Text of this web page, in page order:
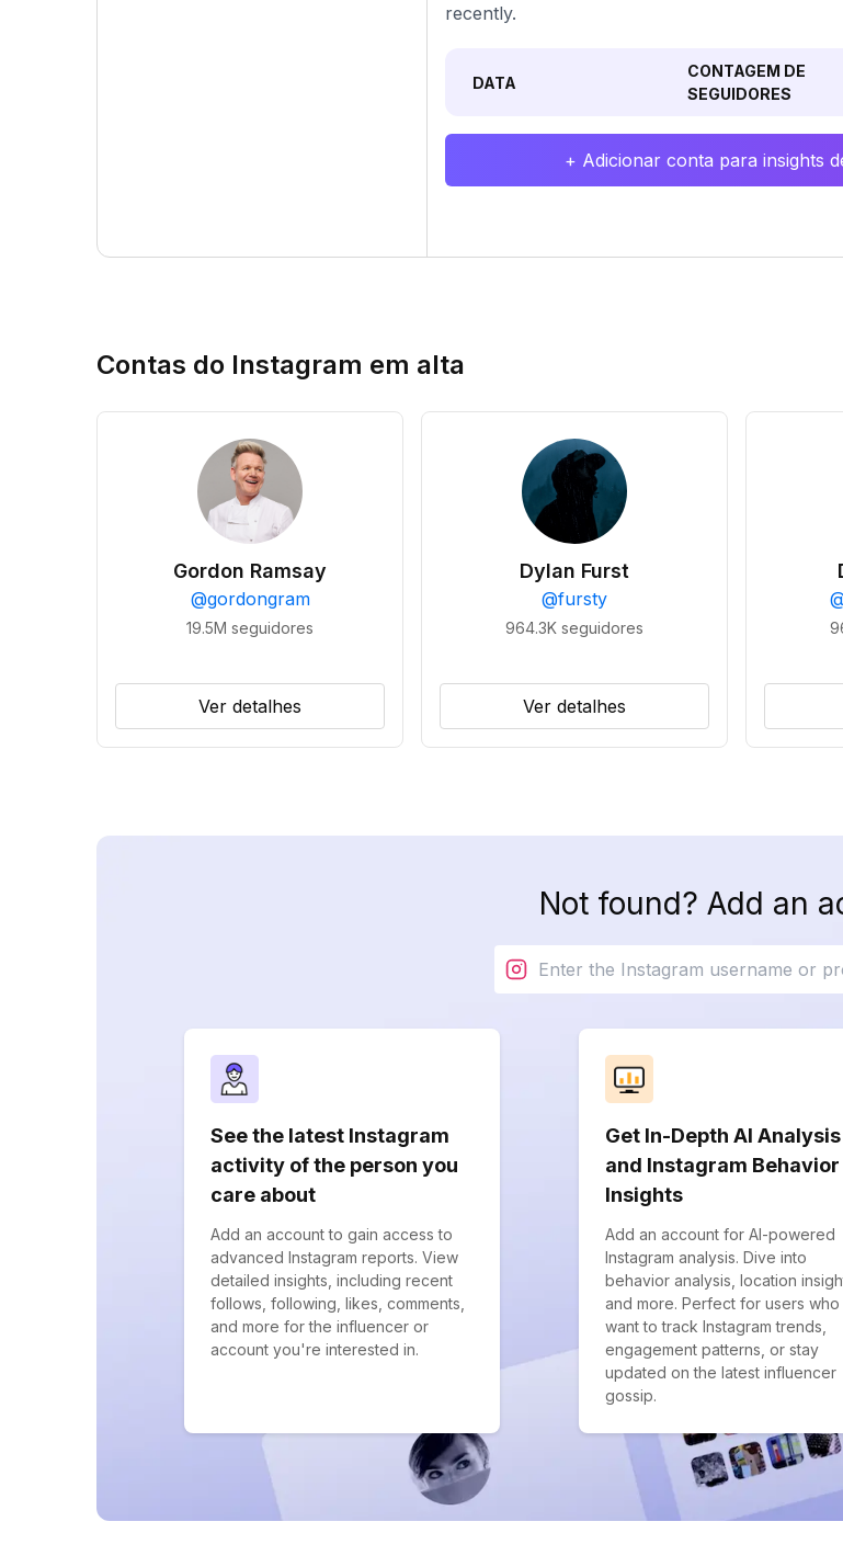
recently.
DATA
CONTAGEM DE
SEGUIDORES
+ Adicionar conta para insights
Contas do Instagram em alta
Gordon Ramsay
@gordongram
19.5M seguidores
Ver detalhes
Dylan Furst
@fursty
964.3K seguidores
Ver detalhes
Not found? Add an
See the latest Instagram
activity of the person you
care about
Add an account to gain access to
advanced Instagram reports. View
detailed insights, including recent
follows, following, likes, comments,
and more for the influencer or
account you're interested in.
Get In-Depth AI Analysis
and Instagram Behavior
Insights
Add an account for AI-powered
Instagram analysis. Dive into
behavior analysis, location
and more. Perfect for users who
want to track Instagram trends,
engagement patterns, or stay
updated on the latest influencer
gossip.